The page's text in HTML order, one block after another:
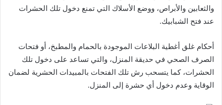
والثعابين والأبراص، ووضع الأسلاك التي تمنع دخول تلك الحشرات
عند فتح الشبابيك.
أحكام غلق أغطية البلاعات الموجودة بالحمام والمطبخ، أو فتحات
الصرف الصحي في حديقة المنزل، والتي تساعد على دخول تلك
الحشرات، كما يتسحب رش تلك الفتحات بالمبيدات الحشرية لضمان
الوقاية وعدم دخول أي حشرة إلى المنزل.